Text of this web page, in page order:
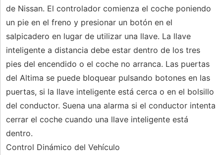
de Nissan. El controlador comienza el coche poniendo
un pie en el freno y presionar un botón en el
salpicadero en lugar de utilizar una llave. La llave
inteligente a distancia debe estar dentro de los tres
pies del encendido o el coche no arranca. Las puertas
del Altima se puede bloquear pulsando botones en las
puertas, si la llave inteligente está cerca o en el bolsillo
del conductor. Suena una alarma si el conductor intenta
cerrar el coche cuando una llave inteligente está
dentro.
Control Dinámico del Vehículo